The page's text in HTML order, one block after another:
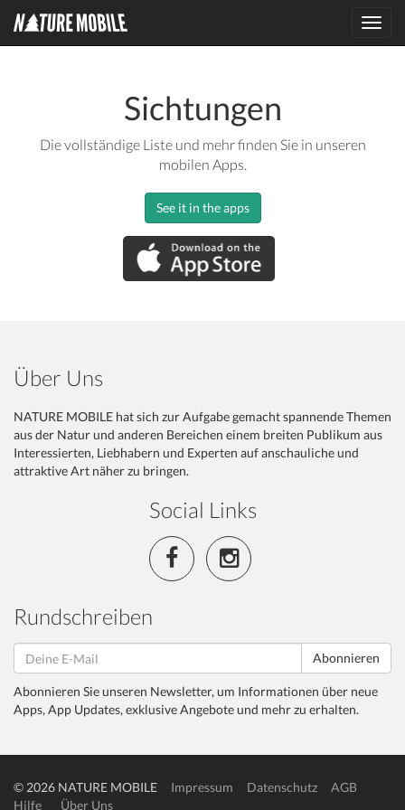
Sichtungen
Die vollständige Liste und mehr finden Sie in unseren
mobilen Apps.
See it in the apps
Über Uns
NATURE MOBILE hat sich zur Aufgabe gemacht spannende Themen
aus der Natur und anderen Bereichen einem breiten Publikum aus
Interessierten, Liebhabern und Experten auf anschauliche und
attraktive Art näher zu bringen.
Social Links
Rundschreiben
Abonnieren
Abonnieren Sie unseren Newsletter, um Informationen über neue
Apps, App Updates, exklusive Angebote und mehr zu erhalten.
© 2026 NATURE MOBILE Impressum Datenschutz
AGB
Hilfe
Über Uns